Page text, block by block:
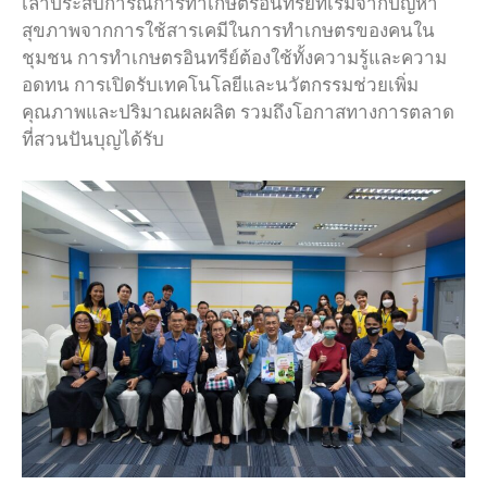
สุขภาพจากการใช้สารเคมีในการทำเกษตรของคนใน
ชุมชน การทำเกษตรอินทรีย์ต้องใช้ทั้งความรู้และความ
อดทน การเปิดรับเทคโนโลยีและนวัตกรรมช่วยเพิ่ม
คุณภาพและปริมาณผลผลิต รวมถึงโอกาสทางการตลาด
ที่สวนปันบุญได้รับ